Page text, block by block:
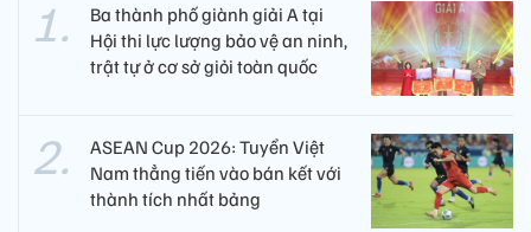
Ba thành phố giành giải A tại
Hội thi lực lượng bảo vệ an ninh,
trật tự ở cơ sở giỏi toàn quốc
ASEAN Cup 2026: Tuyển Việt
Nam thẳng tiến vào bán kết với
thành tích nhất bảng